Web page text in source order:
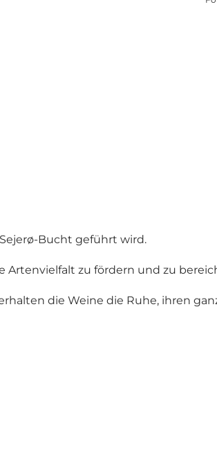
Bucht geführt wird.
Artenvielfalt zu fördern und zu
die Weine die Ruhe, ihren